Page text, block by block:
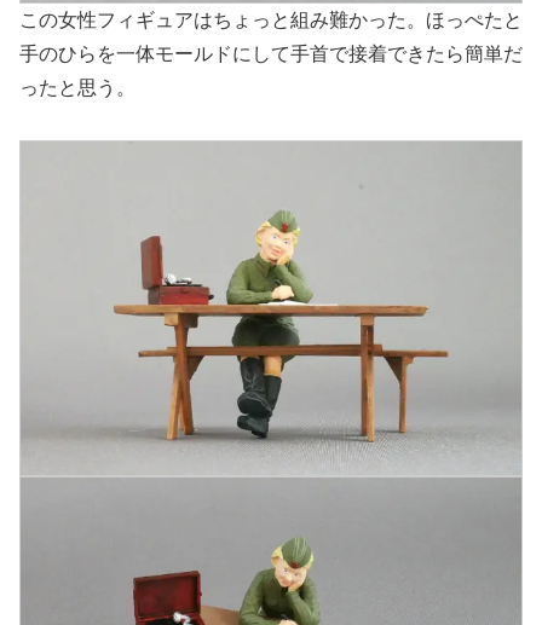
この女性フィギュアはちょっと組み難かった。ほっぺたと
手のひらを一体モールドにして手首で接着できたら簡単だ
ったと思う。